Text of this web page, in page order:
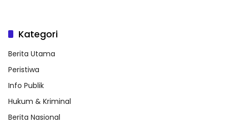
Kategori
Berita Utama
Peristiwa
Info Publik
Hukum & Kriminal
Berita Nasional